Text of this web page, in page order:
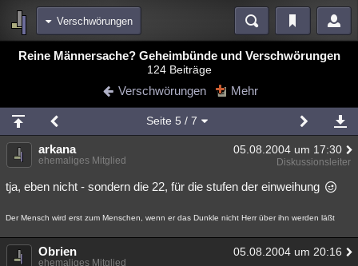
Verschwörungen
Bereiche
Blogs Videos
Chat Wiki Neuigkeiten
meine Rubriken
Menschen Mystery Kriminalfälle
Spiritualität Verschwörungen Technologie Ufologie
Natur Umfragen Unterhaltung
weitere Rubriken
Reine Männersache? Geheimbünde und Verschwörungen
124 Beiträge
Verschwörungen Mehr
Seite 5 / 7
arkana 05.08.2004 um 17:30
ehemaliges Mitglied Diskussionsleiter
tja, eben nicht - sondern die 22, für die stufen der einweihung
Der Mensch wird erst zum Menschen, wenn er das Dunkle nicht Herr über ihn werden läßt
Obrien 05.08.2004 um 20:16
ehemaliges Mitglied